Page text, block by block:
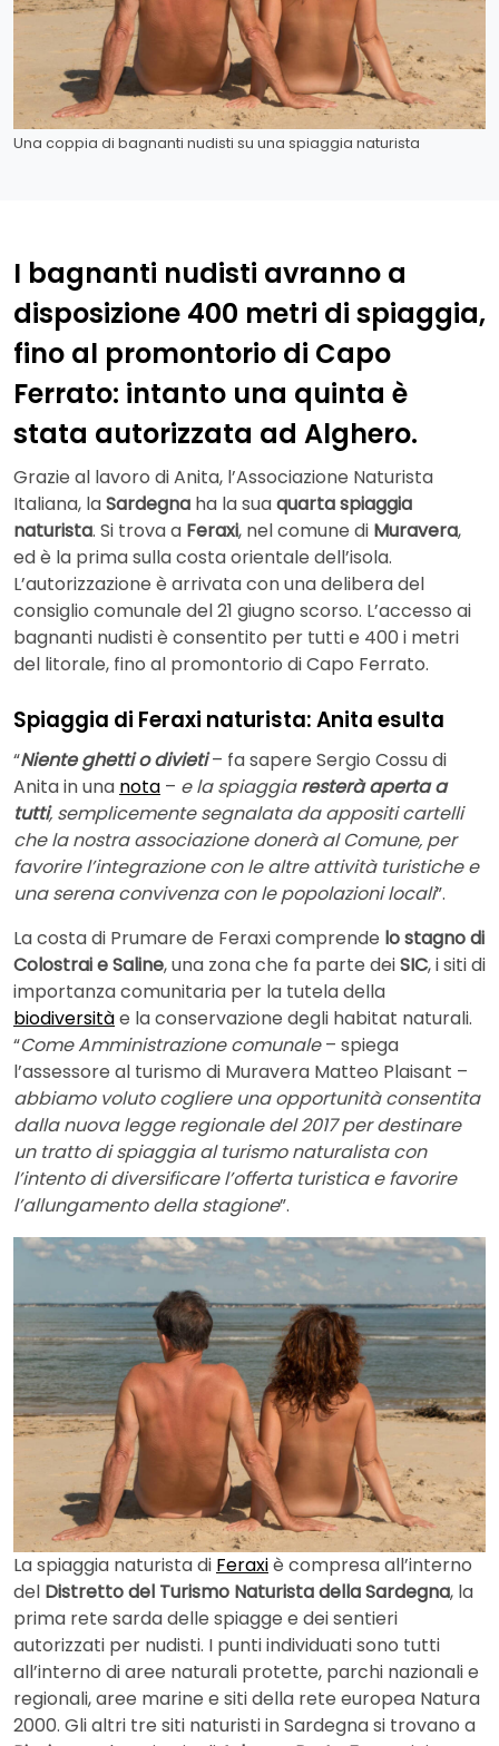
Una coppia di bagnanti nudisti su una spiaggia naturista
I bagnanti nudisti avranno a
disposizione 400 metri di spiaggia,
fino al promontorio di Capo
Ferrato: intanto una quinta è
stata autorizzata ad Alghero.
Grazie al lavoro di Anita, l’Associazione Naturista
Italiana, laSardegna ha la suaquarta spiaggia
naturista. Si trova a Feraxi, nel comune di Muravera,
ed è la prima sulla costa orientale dell’isola.
L’autorizzazione è arrivata con una delibera del
consiglio comunale del 21 giugno scorso. L’accesso ai
bagnanti nudisti è consentito per tutti e 400 i metri
del litorale, fino al promontorio di Capo Ferrato.
Spiaggia di Feraxi naturista: Anita esulta
“Niente ghetti o divieti– fa sapere Sergio Cossu di
Anita in una nota – e la spiaggiaresterà aperta a
tutti, semplicemente segnalata da appositi cartelli
che la nostra associazione donerà al Comune, per
favorire l’integrazione con le altre attività turistiche e
una serena convivenza con le popolazioni locali”.
La costa di Prumare de Feraxi comprende lo stagno di
Colostrai e Saline, una zona che fa parte deiSIC, i siti di
importanza comunitaria per la tutela della
biodiversitàe la conservazione degli habitat naturali.
“Come Amministrazione comunale– spiega
l’assessore al turismo di Muravera Matteo Plaisant –
abbiamo voluto cogliere una opportunità consentita
dalla nuova legge regionale del 2017 per destinare
un tratto di spiaggia al turismo naturalista con
l’intento di diversificare l’offerta turistica e favorire
l’allungamento della stagione”.
La spiaggia naturista di Feraxiè compresa all’interno
del Distretto del Turismo Naturista della Sardegna, la
prima rete sarda delle spiagge e dei sentieri
autorizzati per nudisti. I punti individuati sono tutti
all’interno di aree naturali protette, parchi nazionali e
regionali, aree marine e siti della rete europea Natura
2000. Gli altri tre siti naturisti in Sardegna si trovano a